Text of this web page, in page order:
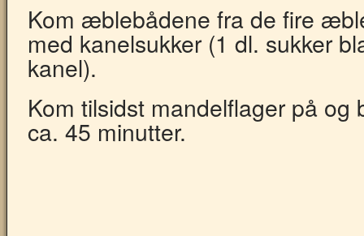
Kom æblebådene fra de fire
med kanelsukker (1 dl. sukker
kanel).
Kom tilsidst mandelflager på og
ca. 45 minutter.